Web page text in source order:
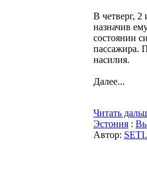
В четверг,
назначив
состоянии
пассажира.
насилия.
Далее...
Читать
Эстония :
Автор: